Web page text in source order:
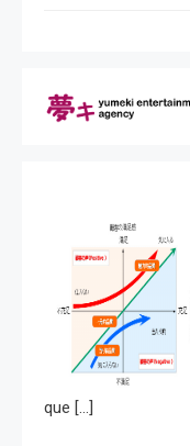
que […]